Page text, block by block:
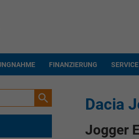
FINANZIERUNG SERVICE
Dacia
Jogger